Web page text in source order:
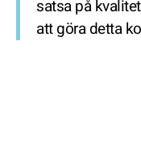
satsa på
att göra detta